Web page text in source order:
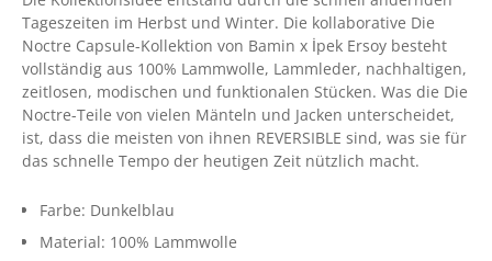
Tageszeiten im Herbst und Winter. Die kollaborative Die
Noctre Capsule-Kollektion von Bamin x İpek Ersoy besteht
vollständig aus 100% Lammwolle, Lammleder, nachhaltigen,
zeitlosen, modischen und funktionalen Stücken. Was die Die
Noctre-Teile von vielen Mänteln und Jacken unterscheidet,
ist, dass die meisten von ihnen REVERSIBLE sind, was sie für
das schnelle Tempo der heutigen Zeit nützlich macht.
Farbe: Dunkelblau
Material: 100% Lammwolle